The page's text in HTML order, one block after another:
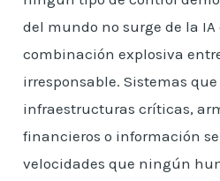
del mundo no surge de la IA
combinación explosiva
irresponsable. Sistemas
infraestructuras críticas,
financieros o información
velocidades que ningún